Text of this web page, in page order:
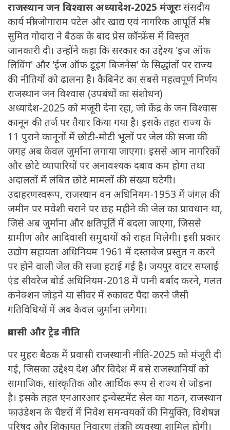
राजस्थान जन विश्वास अध्यादेश-2025 मंजूरःसंसदीय
कार्य मंत्री जोगाराम पटेल और खाद्य एवं नागरिक आपूर्ति मंत्री
सुमित गोदारा ने बैठक के बाद प्रेस कॉन्फ्रेंस में विस्तृत
जानकारी दी। उन्होंने कहा कि सरकार का उद्देश्य 'इज ऑफ
लिविंग' और 'ईज ऑफ डूइंग बिजनेस' के सिद्धांतों पर राज्य
की नीतियों को ढालना है। कैबिनेट का सबसे महत्वपूर्ण निर्णय
राजस्थान जन विश्वास (उपबंधों का संशोधन)
अध्यादेश-2025 को मंजूरी देना रहा, जो केंद्र के जन विश्वास
कानून की तर्ज पर तैयार किया गया है। इसके तहत राज्य के
11 पुराने कानूनों में छोटी-मोटी भूलों पर जेल की सजा की
जगह अब केवल जुर्माना लगाया जाएगा। इससे आम नागरिकों
और छोटे व्यापारियों पर अनावश्यक दबाव कम होगा तथा
अदालतों में लंबित छोटे मामलों की संख्या घटेगी।
उदाहरणस्वरूप, राजस्थान वन अधिनियम-1953 में जंगल की
जमीन पर मवेशी चराने पर छह महीने की जेल का प्रावधान था,
जिसे अब जुर्माना और क्षतिपूर्ति में बदला जाएगा, जिससे
ग्रामीण और आदिवासी समुदायों को राहत मिलेगी। इसी प्रकार
उद्योग सहायता अधिनियम 1961 में दस्तावेज प्रस्तुत न करने
पर होने वाली जेल की सजा हटाई गई है। जयपुर वाटर सप्लाई
एंड सीवरेज बोर्ड अधिनियम-2018 में पानी बर्बाद करने, गलत
कनेक्शन जोड़ने या सीवर में रुकावट पैदा करने जैसी
गतिविधियों में अब केवल जुर्माना लगेगा।
प्रवासी और ट्रेड नीति
पर मुहरः बैठक में प्रवासी राजस्थानी नीति-2025 को मंजूरी दी
गई, जिसका उद्देश्य देश और विदेश में बसे राजस्थानियों को
सामाजिक, सांस्कृतिक और आर्थिक रूप से राज्य से जोड़ना
है। इसके तहत एनआरआर इन्वेस्टमेंट सेल का गठन, राजस्थान
फाउंडेशन के चैष्टरों में निवेश समन्वयकों की नियुक्ति, विशेषज्ञ
परिषद और शिकायत निवारण तंत्र की व्यवस्था शामिल होगी।